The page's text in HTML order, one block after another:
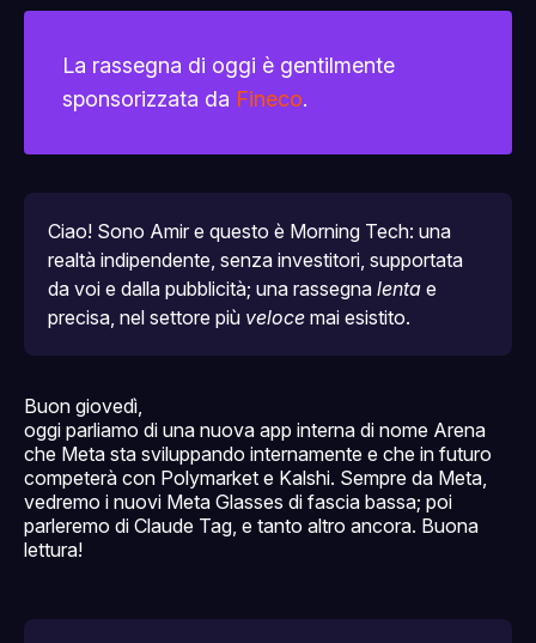
La rassegna di oggi è gentilmente
sponsorizzata da Fineco.
Ciao! Sono Amir e questo è Morning Tech: una
realtà indipendente, senza investitori, supportata
da voi e dalla pubblicità; una rassegna lenta e
precisa, nel settore più veloce mai esistito.
Buon giovedì,
oggi parliamo di una nuova app interna di nome Arena
che Meta sta sviluppando internamente e che in futuro
competerà con Polymarket e Kalshi. Sempre da Meta,
vedremo i nuovi Meta Glasses di fascia bassa; poi
parleremo di Claude Tag, e tanto altro ancora. Buona
lettura!